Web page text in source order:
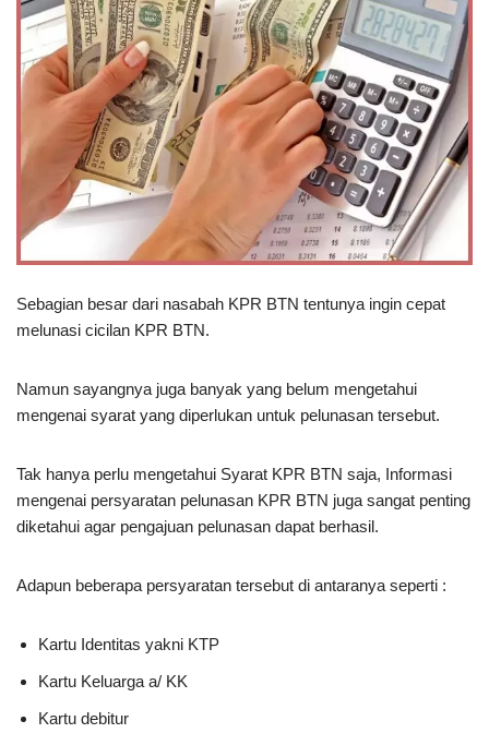
Sebagian besar dari nasabah KPR BTN tentunya ingin cepat
melunasi cicilan KPR BTN.
Namun sayangnya juga banyak yang belum mengetahui
mengenai syarat yang diperlukan untuk pelunasan tersebut.
Tak hanya perlu mengetahui Syarat KPR BTN saja, Informasi
mengenai persyaratan pelunasan KPR BTN juga sangat penting
diketahui agar pengajuan pelunasan dapat berhasil.
Adapun beberapa persyaratan tersebut di antaranya seperti :
Kartu Identitas yakni KTP
Kartu Keluarga a/ KK
Kartu debitur